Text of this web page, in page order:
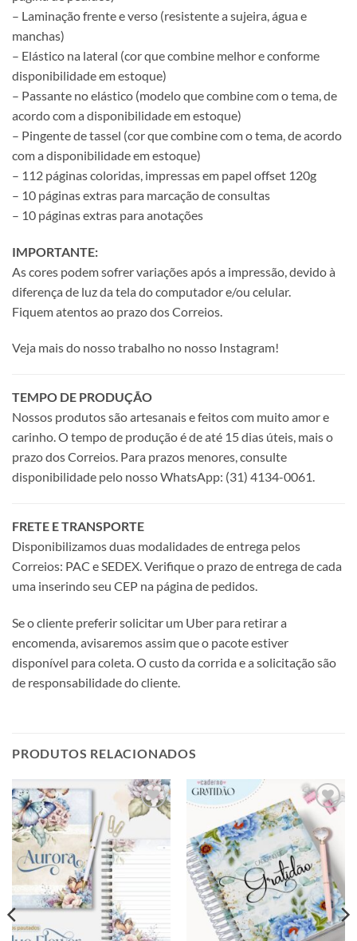
– Laminação frente e verso (resistente a sujeira, água e
manchas)
– Elástico na lateral (cor que combine melhor e conforme
disponibilidade em estoque)
– Passante no elástico (modelo que combine com o tema, de
acordo com a disponibilidade em estoque)
– Pingente de tassel (cor que combine com o tema, de acordo
com a disponibilidade em estoque)
– 112 páginas coloridas, impressas em papel offset 120g
– 10 páginas extras para marcação de consultas
– 10 páginas extras para anotações
IMPORTANTE:
As cores podem sofrer variações após a impressão, devido à
diferença de luz da tela do computador e/ou celular.
Fiquem atentos ao prazo dos Correios.
Veja mais do nosso trabalho no nosso Instagram!
TEMPO DE PRODUÇÃO
Nossos produtos são artesanais e feitos com muito amor e
carinho. O tempo de produção é de até 15 dias úteis, mais o
prazo dos Correios. Para prazos menores, consulte
disponibilidade pelo nosso WhatsApp: (31) 4134-0061.
FRETE E TRANSPORTE
Disponibilizamos duas modalidades de entrega pelos
Correios: PAC e SEDEX. Verifique o prazo de entrega de cada
uma inserindo seu CEP na página de pedidos.
Se o cliente preferir solicitar um Uber para retirar a
encomenda, avisaremos assim que o pacote estiver
disponível para coleta. O custo da corrida e a solicitação são
de responsabilidade do cliente.
PRODUTOS RELACIONADOS
Adicionar
desejos
Adicionar
a lista de
desejos